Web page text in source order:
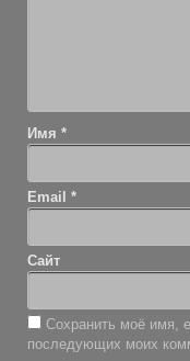
Имя*
Email*
Сайт
Сохранить моё имя,
последующих моих